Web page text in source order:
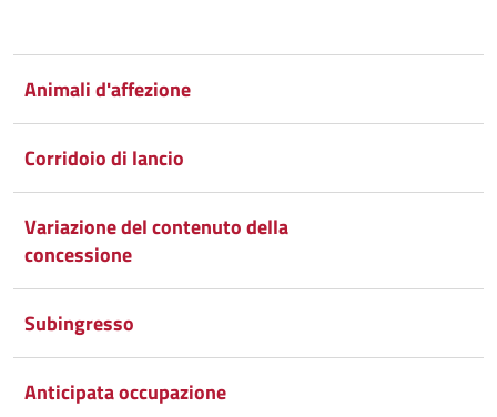
Facebook
su
Twitter
Condividi
su
Plus
Condividi
Whatsapp
Animali d'affezione
Corridoio di lancio
Variazione del contenuto della
concessione
Subingresso
Anticipata occupazione